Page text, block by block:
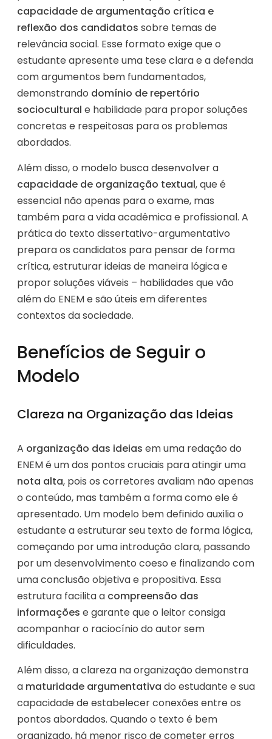
capacidade de argumentação crítica e
reflexão dos candidatos sobre temas de
relevância social. Esse formato exige que o
estudante apresente uma tese clara e a defenda
com argumentos bem fundamentados,
demonstrando domínio de repertório
sociocultural e habilidade para propor soluções
concretas e respeitosas para os problemas
abordados.
Além disso, o modelo busca desenvolver a
capacidade de organização textual, que é
essencial não apenas para o exame, mas
também para a vida acadêmica e profissional. A
prática do texto dissertativo-argumentativo
prepara os candidatos para pensar de forma
crítica, estruturar ideias de maneira lógica e
propor soluções viáveis – habilidades que vão
além do ENEM e são úteis em diferentes
contextos da sociedade.
Benefícios de Seguir o
Modelo
Clareza na Organização das Ideias
A organização das ideias em uma redação do
ENEM é um dos pontos cruciais para atingir uma
nota alta, pois os corretores avaliam não apenas
o conteúdo, mas também a forma como ele é
apresentado. Um modelo bem definido auxilia o
estudante a estruturar seu texto de forma lógica,
começando por uma introdução clara, passando
por um desenvolvimento coeso e finalizando com
uma conclusão objetiva e propositiva. Essa
estrutura facilita a compreensão das
informações e garante que o leitor consiga
acompanhar o raciocínio do autor sem
dificuldades.
Além disso, a clareza na organização demonstra
a maturidade argumentativa do estudante e sua
capacidade de estabelecer conexões entre os
pontos abordados. Quando o texto é bem
organizado, há menor risco de cometer erros